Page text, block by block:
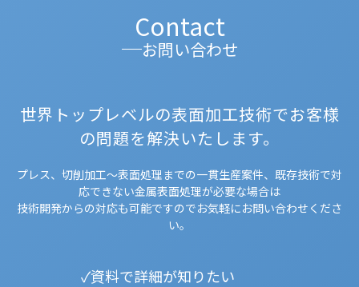
Contact
お問い合わせ
世界トップレベルの表面加工技術でお客様
の問題を解決いたします。
プレス、切削加工～表面処理までの一貫生産案件、既存技術で対
応できない金属表面処理が必要な場合は
技術開発からの対応も可能ですのでお気軽にお問い合わせくださ
い。
資料で詳細が知りたい